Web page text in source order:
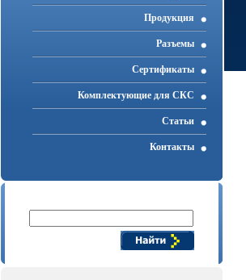
Продукция
Разъемы
Cертификаты
Комплектующие для СКС
Статьи
Контакты